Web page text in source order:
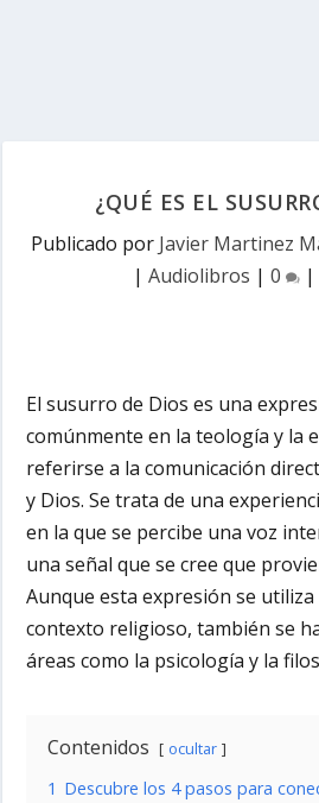
¿QUÉ ES EL
Publicado por Javier Martinez
| Audiolibros | 0 |
El susurro de Dios es una
comúnmente en la teología y la
referirse a la comunicación
y Dios. Se trata de una
en la que se percibe una voz
una señal que se cree que
Aunque esta expresión se
contexto religioso, también se
áreas como la psicología y la
Contenidos ocultar
1 Descubre los 4 pasos para